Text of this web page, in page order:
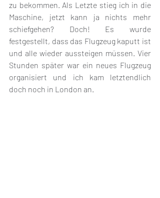
zu bekommen. Als Letzte stieg ich in die
Maschine, jetzt kann ja nichts mehr
schiefgehen? Doch! Es wurde
festgestellt, dass das Flugzeug kaputt ist
und alle wieder aussteigen müssen. Vier
Stunden später war ein neues Flugzeug
organisiert und ich kam letztendlich
doch noch in London an.